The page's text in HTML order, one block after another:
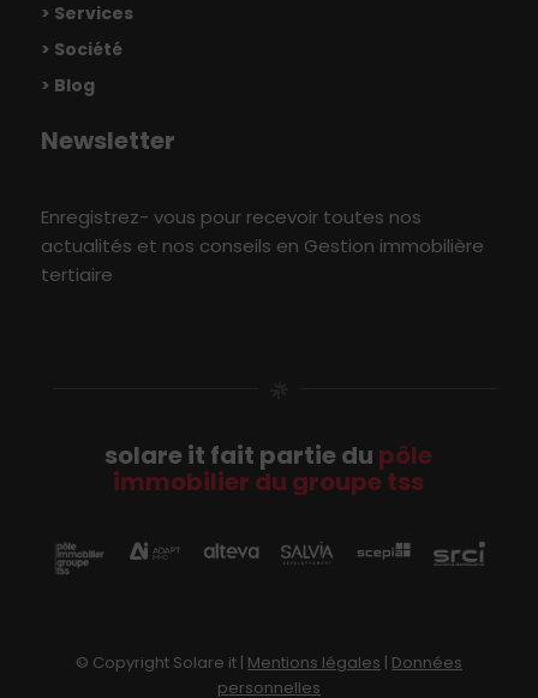
> Services
> Société
> Blog
Newsletter
Enregistrez- vous pour recevoir toutes nos
actualités et nos conseils en Gestion immobilière
tertiaire
solare it fait partie du pôle
immobilier du groupe tss
© Copyright Solare it | Mentions légales | Données
personnelles